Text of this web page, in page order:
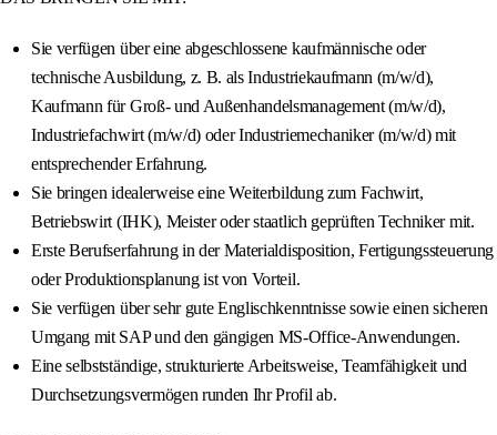
Sie verfügen über eine abgeschlossene kaufmännische oder
technische Ausbildung, z. B. als Industriekaufmann (m/w/d),
Kaufmann für Groß- und Außenhandelsmanagement (m/w/d),
Industriefachwirt (m/w/d) oder Industriemechaniker (m/w/d) mit
entsprechender Erfahrung.
Sie bringen idealerweise eine Weiterbildung zum Fachwirt,
Betriebswirt (IHK), Meister oder staatlich geprüften Techniker mit.
Erste Berufserfahrung in der Materialdisposition, Fertigungssteuerung
oder Produktionsplanung ist von Vorteil.
Sie verfügen über sehr gute Englischkenntnisse sowie einen sicheren
Umgang mit SAP und den gängigen MS-Office-Anwendungen.
Eine selbstständige, strukturierte Arbeitsweise, Teamfähigkeit und
Durchsetzungsvermögen runden Ihr Profil ab.